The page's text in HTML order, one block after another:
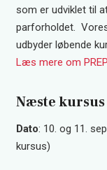
som er udviklet til
parforholdet.
udbyder løbende
Læs mere om
Næste kursus
Dato: 10. og 11.
kursus)